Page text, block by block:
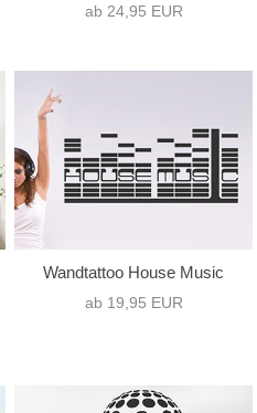
ab 24,95 EUR
Wandtattoo House Music
ab 19,95 EUR